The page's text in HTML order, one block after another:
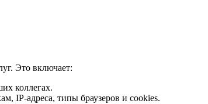
Это включает:
коллегах.
IP-адреса, типы браузеров и cookies.